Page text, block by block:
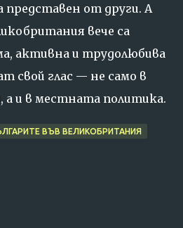
представен от други. А
вече са
активна и трудолюбива
свой глас — не само в
а и в местната политика.
ВЪВ ВЕЛИКОБРИТАНИЯ